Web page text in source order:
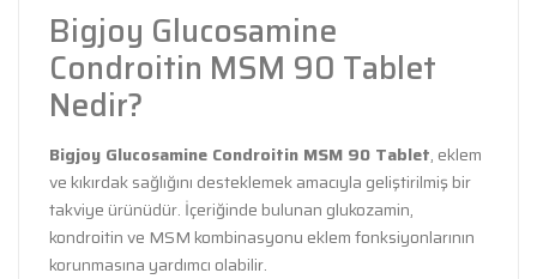
Bigjoy Glucosamine
Condroitin MSM 90 Tablet
Nedir?
Bigjoy Glucosamine Condroitin MSM 90 Tablet, eklem
ve kıkırdak sağlığını desteklemek amacıyla geliştirilmiş bir
takviye ürünüdür. İçeriğinde bulunan glukozamin,
kondroitin ve MSM kombinasyonu eklem fonksiyonlarının
korunmasına yardımcı olabilir.